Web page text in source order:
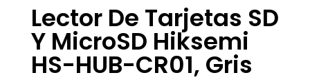
Lector De Tarjetas SD
Y MicroSD Hiksemi
HS-HUB-CR01, Gris